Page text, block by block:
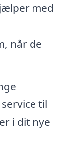
med
når de
til
i dit nye